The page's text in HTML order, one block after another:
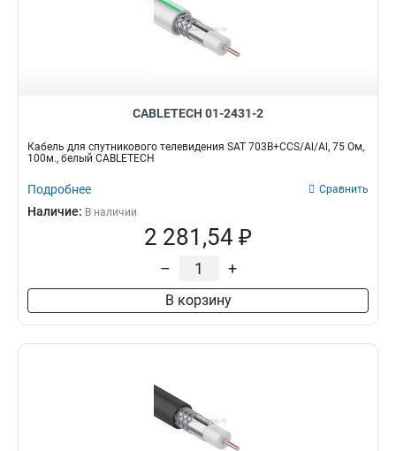
CABLETECH 01-2431-2
Кабель для спутникового телевидения SAT 703B+CCS/Al/Al, 75 Ом,
100м., белый CABLETECH
Подробнее Сравнить
Наличие: В наличии
2 281,54 ₽
– +
В корзину